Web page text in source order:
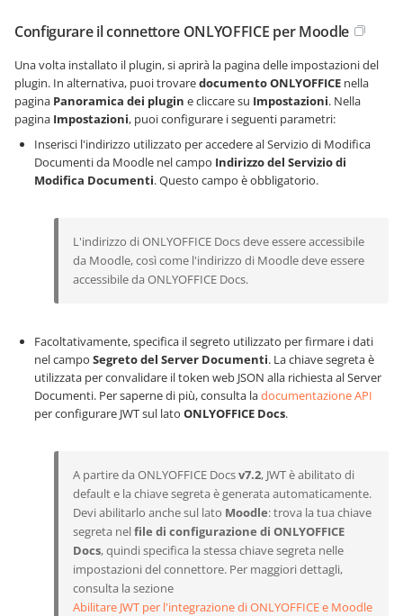
Configurare il connettore ONLYOFFICE per Moodle
Una volta installato il plugin, si aprirà la pagina delle impostazioni del
plugin. In alternativa, puoi trovaredocumento ONLYOFFICE nella
pagina Panoramica dei plugin e cliccare su Impostazioni. Nella
pagina Impostazioni, puoi configurare i seguenti parametri:
Inserisci l'indirizzo utilizzato per accedere al Servizio di Modifica
Documenti da Moodle nel campo Indirizzo del Servizio di
Modifica Documenti. Questo campo è obbligatorio.
L'indirizzo di ONLYOFFICE Docs deve essere accessibile
da Moodle, così come l'indirizzo di Moodle deve essere
accessibile da ONLYOFFICE Docs.
Facoltativamente, specifica il segreto utilizzato per firmare i dati
nel campo Segreto del Server Documenti. La chiave segreta è
utilizzata per convalidare il token web JSON alla richiesta al Server
Documenti. Per saperne di più, consulta ladocumentazione API
per configurare JWT sul lato ONLYOFFICE Docs.
A partire da ONLYOFFICE Docsv7.2, JWT è abilitato di
default e la chiave segreta è generata automaticamente.
Devi abilitarlo anche sul lato Moodle: trova la tua chiave
segreta nelfile di configurazione di ONLYOFFICE
Docs, quindi specifica la stessa chiave segreta nelle
impostazioni del connettore. Per maggiori dettagli,
consulta la sezione
Abilitare JWT per l'integrazione di ONLYOFFICE e Moodle